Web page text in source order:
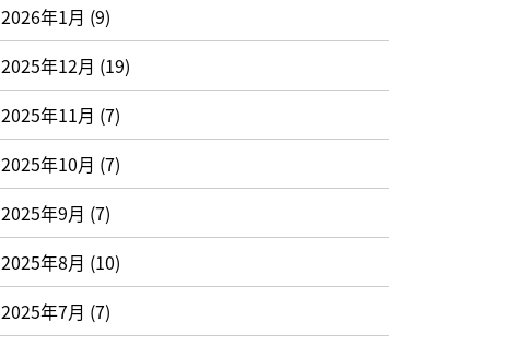
2026年1月 (9)
2025年12月 (19)
2025年11月 (7)
2025年10月 (7)
2025年9月 (7)
2025年8月 (10)
2025年7月 (7)